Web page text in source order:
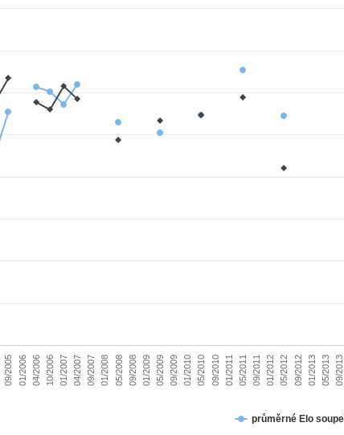
průměrné Elo
09/2005 01/2006 04/2006 10/2006 01/2007 04/2007 09/2007 01/2008 05/2008 09/2008 01/2009 05/2009 09/2009 01/2010 05/2010 09/2010 01/2011 05/2011 09/2011 01/2012 05/2012 09/2012 01/2013 05/2013 09/2013